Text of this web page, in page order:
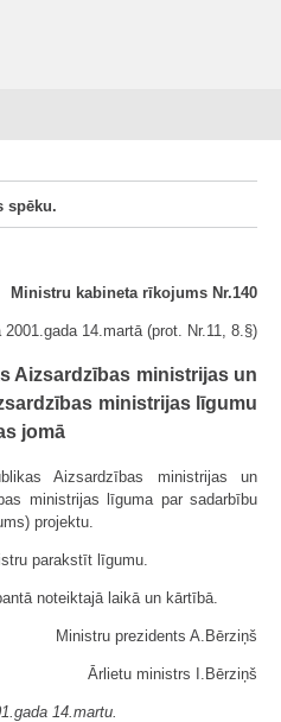
spēku.
Ministru kabineta rīkojums Nr.140
2001.gada 14.martā (prot. Nr.11, 8.§)
Aizsardzības ministrijas un
ministrijas līgumu
jomā
Aizsardzības ministrijas un
ministrijas līguma par sadarbību
projektu.
parakstīt līgumu.
noteiktajā laikā un kārtībā.
Ministru prezidents A.Bērziņš
Ārlietu ministrs I.Bērziņš
14.martu.